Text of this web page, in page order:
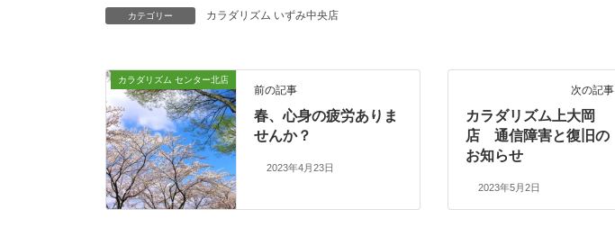
カテゴリー カラダリズム いずみ中央店
カラダリズム センター北店
前の記事
春、心身の疲労ありま
せんか？
2023年4月23日
次の記事
カラダリズム上大岡
店 通信障害と復旧の
お知らせ
2023年5月2日